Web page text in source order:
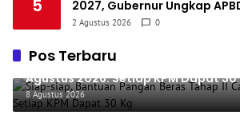
5
2027, Gubernur Ungkap
Dialihkan ke Infrastruktur
2 Agustus 2026 0
Pos Terbaru
Siap-siap, Bantuan Pangan Beras
Agustus 2026: Setiap KPM Dapat 30
8 Agustus 2026